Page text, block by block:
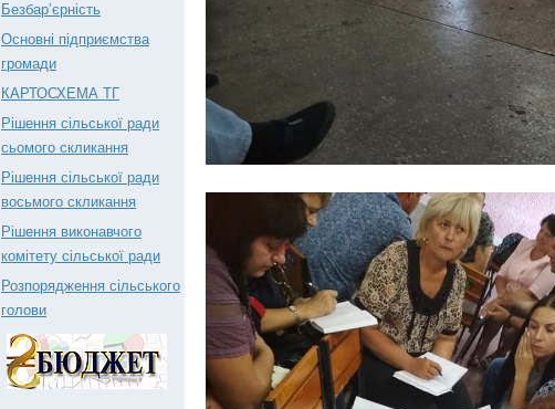
Безбар’єрність
Основні підприємства
громади
КАРТОСХЕМА ТГ
Рішення сільської ради
сьомого скликання
Рішення сільської ради
восьмого скликання
Рішення виконавчого
комітету сільської ради
Розпорядження сільського
голови